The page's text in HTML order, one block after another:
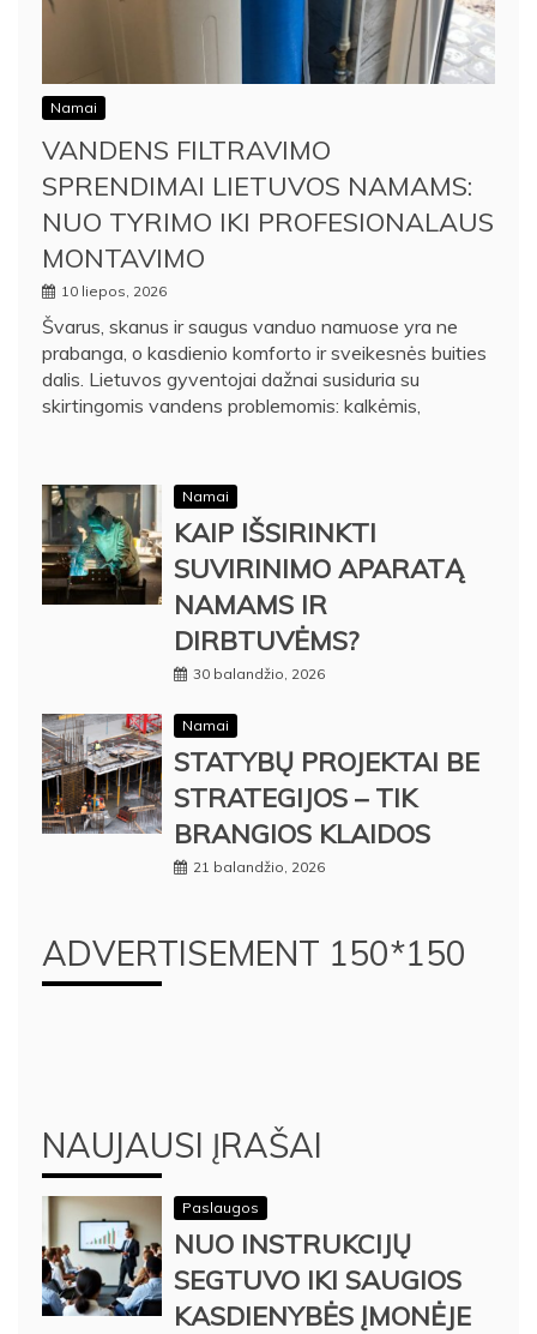
Namai
VANDENS FILTRAVIMO
SPRENDIMAI LIETUVOS NAMAMS:
NUO TYRIMO IKI PROFESIONALAUS
MONTAVIMO
10 liepos, 2026
Švarus, skanus ir saugus vanduo namuose yra ne
prabanga, o kasdienio komforto ir sveikesnės buities
dalis. Lietuvos gyventojai dažnai susiduria su
skirtingomis vandens problemomis: kalkėmis,
Namai
KAIP IŠSIRINKTI
SUVIRINIMO APARATĄ
NAMAMS IR
DIRBTUVĖMS?
30 balandžio, 2026
Namai
STATYBŲ PROJEKTAI BE
STRATEGIJOS – TIK
BRANGIOS KLAIDOS
21 balandžio, 2026
ADVERTISEMENT 150*150
NAUJAUSI ĮRAŠAI
Paslaugos
NUO INSTRUKCIJŲ
SEGTUVO IKI SAUGIOS
KASDIENYBĖS ĮMONĖJE